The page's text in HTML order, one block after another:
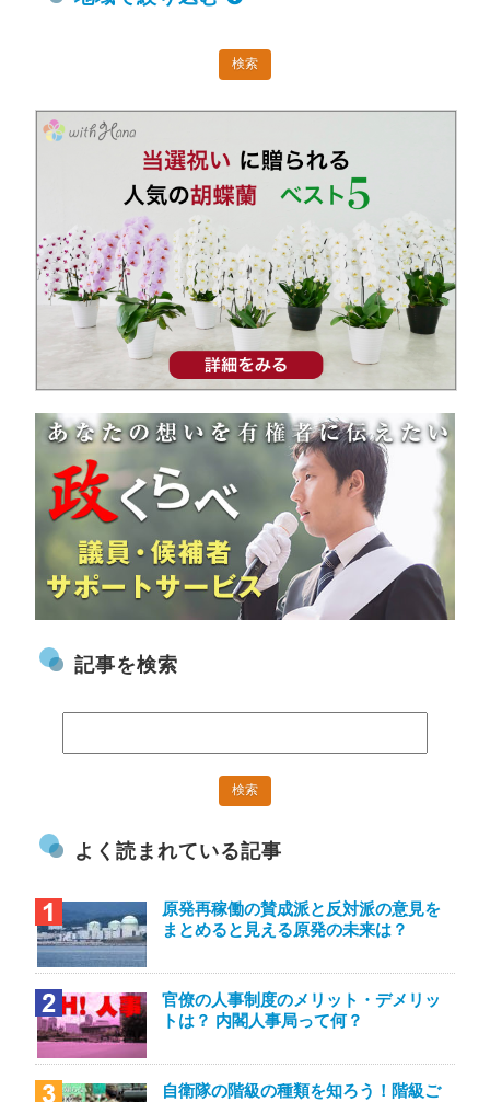
記事を検索
よく読まれている記事
原発再稼働の賛成派と反対派の意見を
まとめると見える原発の未来は？
官僚の人事制度のメリット・デメリッ
トは？ 内閣人事局って何？
自衛隊の階級の種類を知ろう！階級ご